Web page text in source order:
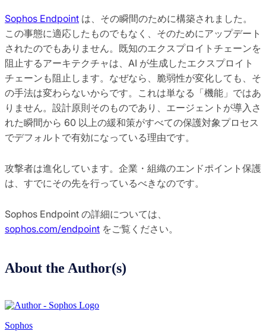
Sophos Endpoint は、その瞬間のために構築されました。
この事態に適応したものでもなく、そのためにアップデート
されたのでもありません。既知のエクスプロイトチェーンを
阻止するアーキテクチャは、AI が生成したエクスプロイト
チェーンも阻止します。なぜなら、脆弱性が変化しても、そ
の手法は変わらないからです。これは単なる「機能」ではあ
りません。設計原則そのものであり、エージェントが導入さ
れた瞬間から 60 以上の緩和策がすべての保護対象プロセス
でデフォルトで有効になっている理由です。
攻撃者は進化しています。企業・組織のエンドポイント保護
は、すでにその先を行っているべきなのです。
Sophos Endpoint の詳細については、
sophos.com/endpoint をご覧ください。
About the Author(s)
Sophos